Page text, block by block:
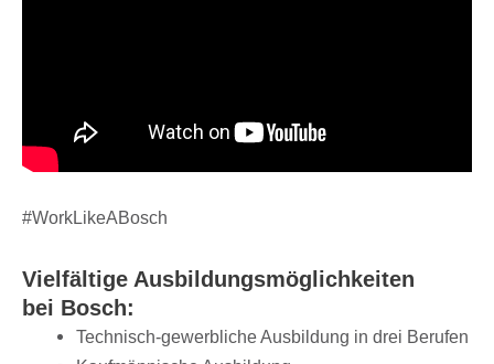
#WorkLi­ke­A­Bosch
Viel­fäl­tige Ausbil­dungs­mög­lich­kei­ten
bei Bosch:
Tech­­nisch-gewer­b­­li­che Ausbil­dung in drei Berufen